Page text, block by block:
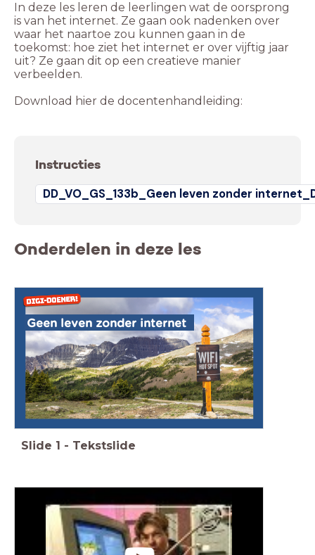
In deze les leren de leerlingen wat de oorsprong
is van het internet. Ze gaan ook nadenken over
waar het naartoe zou kunnen gaan in de
toekomst: hoe ziet het internet er over vijftig jaar
uit? Ze gaan dit op een creatieve manier
verbeelden.
Download hier de docentenhandleiding:
Instructies
DD_VO_GS_133b_Geen leven zonder
Onderdelen in deze les
Geen leven zonder internet
Slide 1 - Tekstslide